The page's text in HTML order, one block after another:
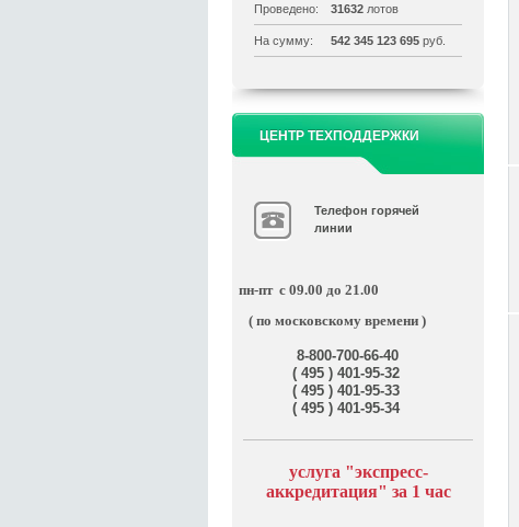
Проведено: 31632 лотов
На сумму: 542 345 123 695 руб.
ЦЕНТР ТЕХПОДДЕРЖКИ
Телефон горячей
линии
пн-пт с 09.00 до 21.00
( по московскому времени )
8-800-700-66-40
( 495 ) 401-95-32
( 495 ) 401-95-33
( 495 ) 401-95-34
услуга "экспресс-
аккредитация" за 1 час